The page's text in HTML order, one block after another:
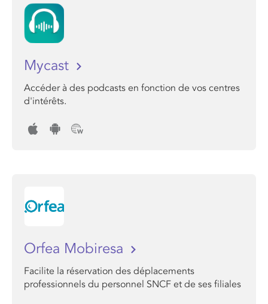
Mycast
Accéder à des podcasts en fonction de vos centres
d'intérêts.
Orfea Mobiresa
Facilite la réservation des déplacements
professionnels du personnel SNCF et de ses filiales